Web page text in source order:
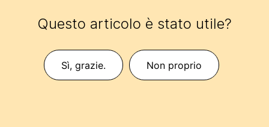
Questo articolo è stato utile?
Sì, grazie. Non proprio